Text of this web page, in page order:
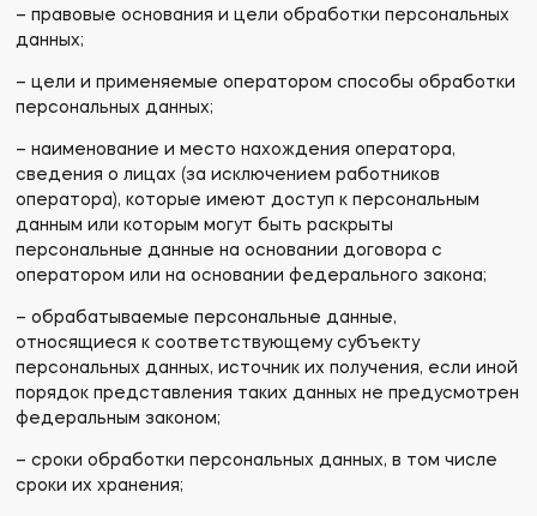
– правовые основания и цели обработки персональных
данных;
– цели и применяемые оператором способы обработки
персональных данных;
– наименование и место нахождения оператора,
сведения о лицах (за исключением работников
оператора), которые имеют доступ к персональным
данным или которым могут быть раскрыты
персональные данные на основании договора с
оператором или на основании федерального закона;
– обрабатываемые персональные данные,
относящиеся к соответствующему субъекту
персональных данных, источник их получения, если иной
порядок представления таких данных не предусмотрен
федеральным законом;
– сроки обработки персональных данных, в том числе
сроки их хранения;